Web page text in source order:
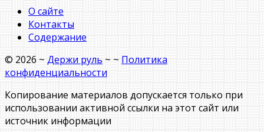
О сайте
Контакты
Содержание
© 2026 ~ Держи руль ~ ~ Политика
конфиденциальности
Копирование материалов допускается только при
использовании активной ссылки на этот сайт или
источник информации